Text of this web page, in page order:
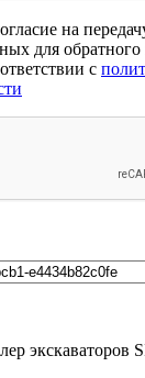
на
для
с
экскаваторов